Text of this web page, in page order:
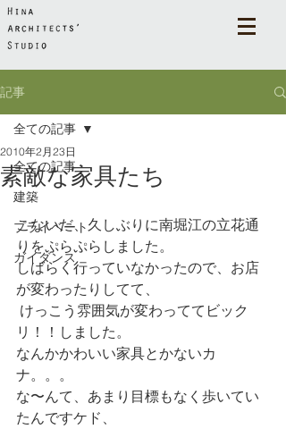
記事
全ての記事
建築
プライベート
ガイダンス
全ての記事
素敵な家具たち
2010年2月23日
こないだ、久しぶりに南堀江の立花通
りをぷらぷらしました。
しばらく行っていなかったので、お店
が変わったりしてて、
リ！！しました。
なんかかわいい家具とかないカ
ナ。。。
な〜んて、あまり目標もなく歩いてい
たんですケド、